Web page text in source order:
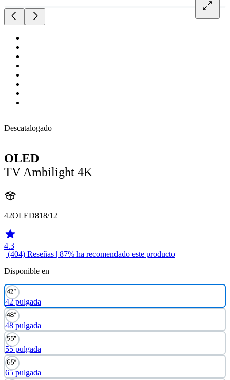
Descatalogado
OLED
TV Ambilight 4K
42OLED818/12
4.3
| (404) Reseñas | 87% ha recomendado este producto
Disponible en
42 pulgada
48 pulgada
55 pulgada
65 pulgada